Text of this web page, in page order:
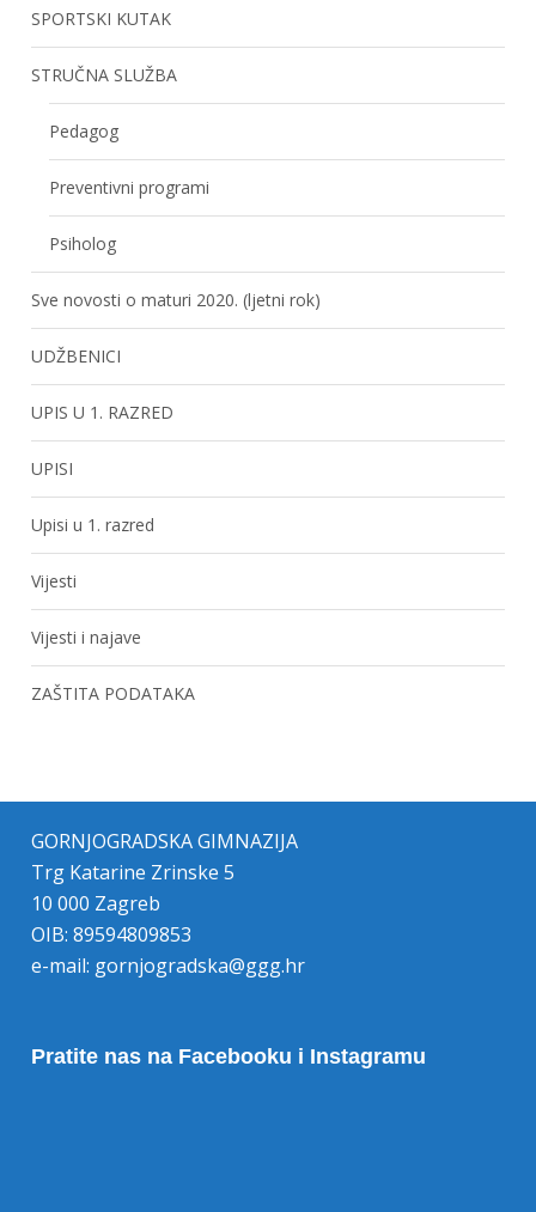
SPORTSKI KUTAK
STRUČNA SLUŽBA
Pedagog
Preventivni programi
Psiholog
Sve novosti o maturi 2020. (ljetni rok)
UDŽBENICI
UPIS U 1. RAZRED
UPISI
Upisi u 1. razred
Vijesti
Vijesti i najave
ZAŠTITA PODATAKA
GORNJOGRADSKA GIMNAZIJA
Trg Katarine Zrinske 5
10 000 Zagreb
OIB: 89594809853
e-mail: gornjogradska@ggg.hr
Pratite nas na Facebooku i Instagramu